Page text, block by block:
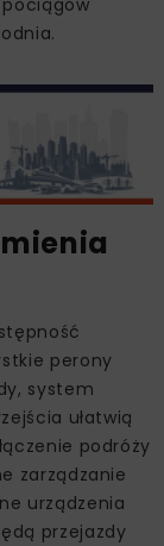
perony
system
ułatwią
podróży
zarządzanie
urządzenia
przejazdy